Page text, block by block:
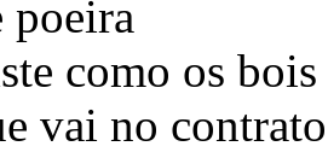
poeira
como os bois
vai no contrato